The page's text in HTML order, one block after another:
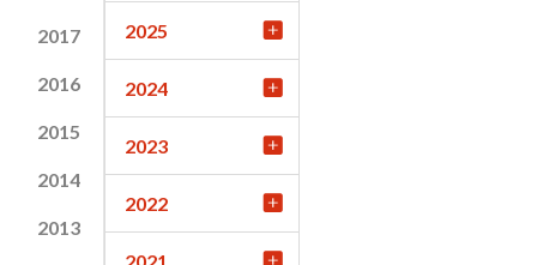
2017
2016
2015
2014
2013
2025
2024
2023
2022